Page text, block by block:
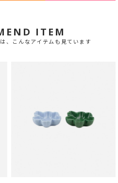
ITEM
、こんなアイテムも見ています